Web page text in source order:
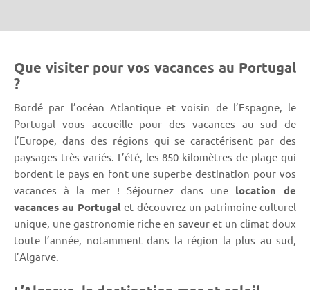
Que visiter pour vos vacances au Portugal
?
Bordé par l’océan Atlantique et voisin de l’Espagne, le
Portugal vous accueille pour des vacances au sud de
l’Europe, dans des régions qui se caractérisent par des
paysages très variés. L’été, les 850 kilomètres de plage qui
bordent le pays en font une superbe destination pour vos
vacances à la mer ! Séjournez dans une location de
vacances au Portugal et découvrez un patrimoine culturel
unique, une gastronomie riche en saveur et un climat doux
toute l’année, notamment dans la région la plus au sud,
l’Algarve.